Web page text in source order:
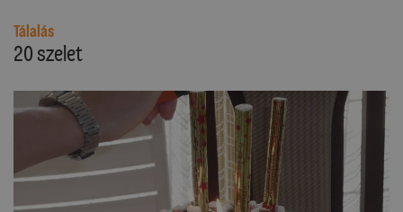
Tálalás
20 szelet